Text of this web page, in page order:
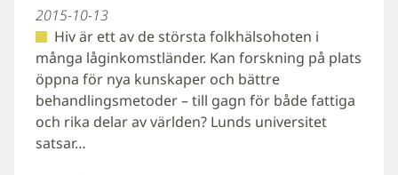
2015-10-13
Hiv är ett av de största folkhälsohoten i
många låginkomstländer. Kan forskning på plats
öppna för nya kunskaper och bättre
behandlingsmetoder – till gagn för både fattiga
och rika delar av världen? Lunds universitet
satsar…